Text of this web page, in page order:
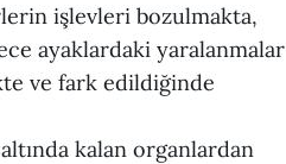
işlevleri bozulmakta,
ayaklardaki yaralanmalar
ve fark edildiğinde
kalan organlardan